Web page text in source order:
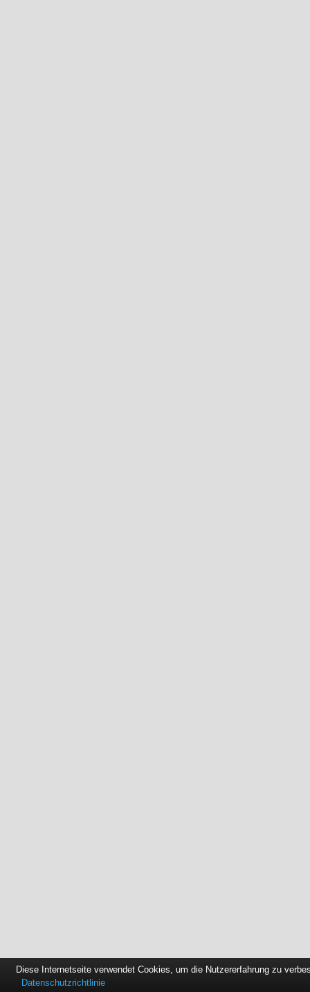
Diese Internetseite verwendet Cookies, um die Nutzererfahrung zu
Datenschutzrichtlinie